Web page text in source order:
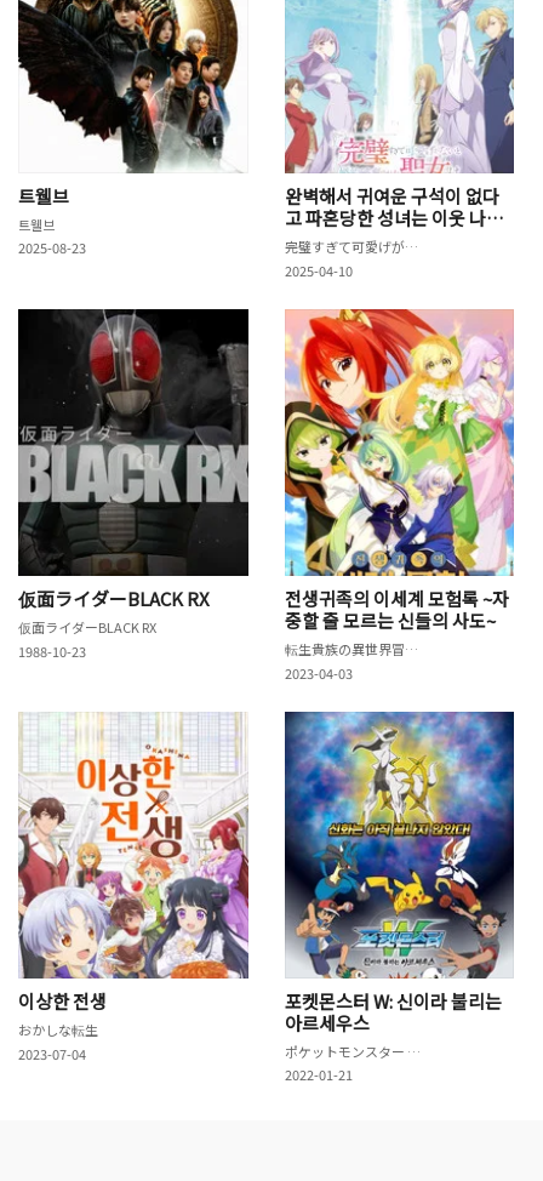
트웰브
트웰브
2025-08-23
완벽해서 귀여운 구석이 없다
고 파혼당한 성녀는 이웃 나라
에 팔린다
完璧すぎて可愛げがないと婚約破棄された聖女は隣国に売られる
2025-04-10
仮面ライダーBLACK RX
仮面ライダーBLACK RX
1988-10-23
전생귀족의 이세계 모험록 ~자
중할 줄 모르는 신들의 사도~
転生貴族の異世界冒険録～自重を知らない神々の使徒～
2023-04-03
이상한 전생
おかしな転生
2023-07-04
포켓몬스터 W: 신이라 불리는
아르세우스
ポケットモンスター 神とよばれし アルセウス
2022-01-21